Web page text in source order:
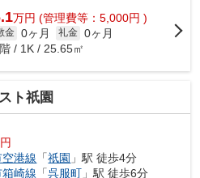
万円 (管理費等：5,000円 )
金 0ヶ月 礼金 0ヶ月
/ 1K / 25.65㎡
ト祇園
港線 「祇園 」駅 徒歩4分
崎線 「呉服町 」駅 徒歩6分